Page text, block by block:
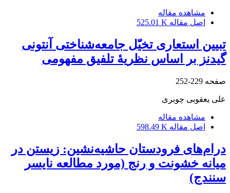
مشاهده مقاله
اصل مقاله 525.01 K
تبیین استعاری تخیّل جامعه‌شناختی آنتونی
گیدنز بر اساس نظریۀ تلفیق مفهومی
صفحه 229-252
علی یعقوبی چوبری
مشاهده مقاله
اصل مقاله 598.49 K
درام‌های فرودستان حاشیه‌نشین: زیستن در
میانه خشونت و رنج (مورد مطالعه نایسر
سنندج)